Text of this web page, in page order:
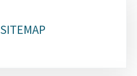
SITEMAP